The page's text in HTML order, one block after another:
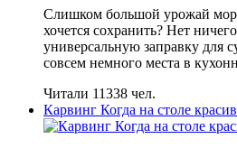
Слишком большой урожай
хочется сохранить? Нет
универсальную заправку для
совсем немного места в
Читали 11338 чел.
Карвинг Когда на столе